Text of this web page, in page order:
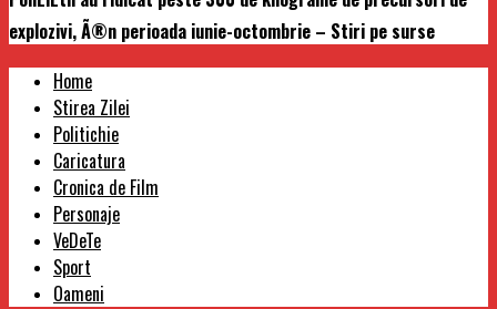
explozivi, Ã®n perioada iunie-octombrie – Stiri pe surse
Home
Stirea Zilei
Politichie
Caricatura
Cronica de Film
Personaje
VeDeTe
Sport
Oameni